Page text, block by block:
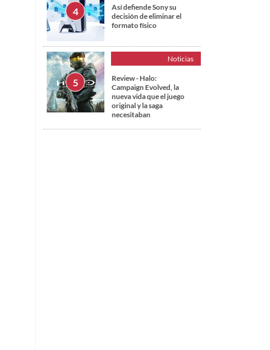
Así defiende Sony su
decisión de eliminar el
formato físico
Noticias
Review - Halo:
Campaign Evolved, la
nueva vida que el juego
original y la saga
necesitaban